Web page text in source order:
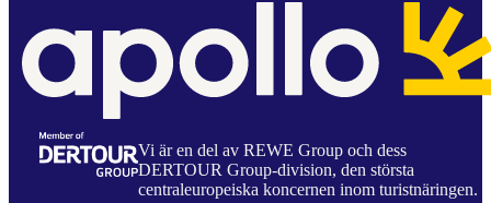
Vi är en del av REWE Group och dess
DERTOUR Group-division, den största
centraleuropeiska koncernen inom turistnäringen.